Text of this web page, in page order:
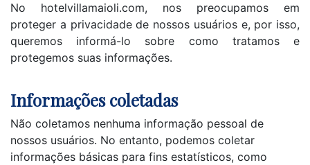
No hotelvillamaioli.com, nos preocupamos em
proteger a privacidade de nossos usuários e, por isso,
queremos informá-lo sobre como tratamos e
protegemos suas informações.
Informações coletadas
Não coletamos nenhuma informação pessoal de
nossos usuários. No entanto, podemos coletar
informações básicas para fins estatísticos, como